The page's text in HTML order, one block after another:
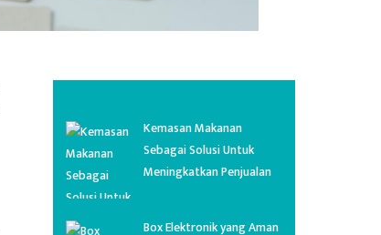
Kemasan Makanan
Sebagai Solusi Untuk
Meningkatkan Penjualan
Box Elektronik yang Aman